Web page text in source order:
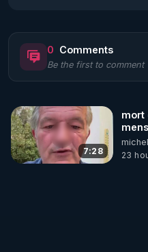
https://www.rgnr.fr/
🌱 LE MAGAZINE
🌱 LA BOUTIQUE DU
Pour obtenir les anciens
0 Comments
Be the first to comment
7:28
mort
23